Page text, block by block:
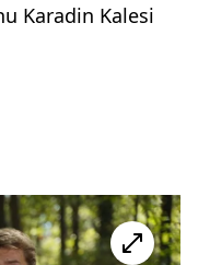
Karadin Kalesi